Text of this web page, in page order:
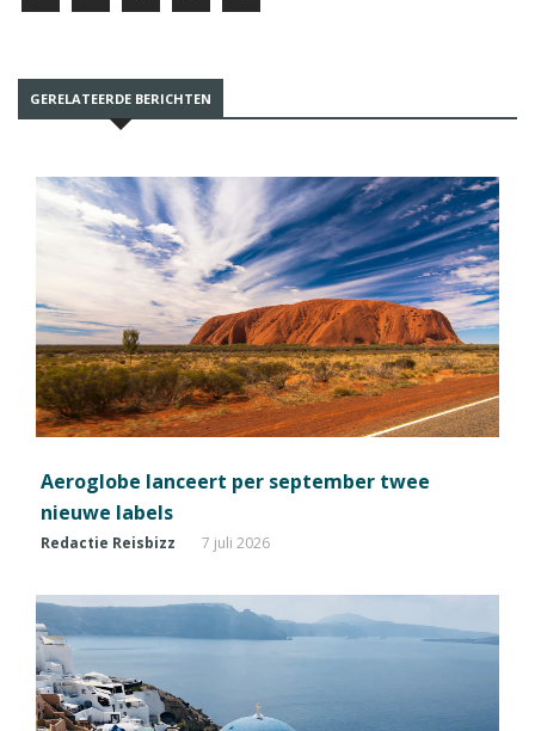
GERELATEERDE BERICHTEN
Aeroglobe lanceert per september twee
nieuwe labels
Redactie Reisbizz 7 juli 2026